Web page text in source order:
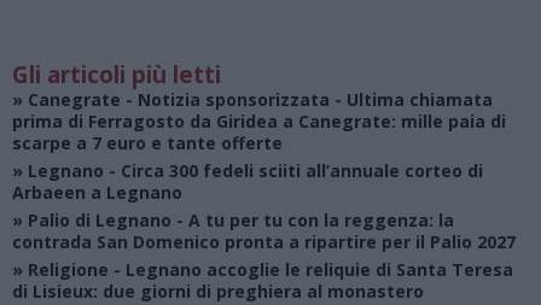
Gli articoli più letti
» Canegrate - Notizia sponsorizzata - Ultima chiamata
prima di Ferragosto da Giridea a Canegrate: mille paia di
scarpe a 7 euro e tante offerte
» Legnano - Circa 300 fedeli sciiti all’annuale corteo di
Arbaeen a Legnano
» Palio di Legnano - A tu per tu con la reggenza: la
contrada San Domenico pronta a ripartire per il Palio 2027
» Religione - Legnano accoglie le reliquie di Santa Teresa
di Lisieux: due giorni di preghiera al monastero